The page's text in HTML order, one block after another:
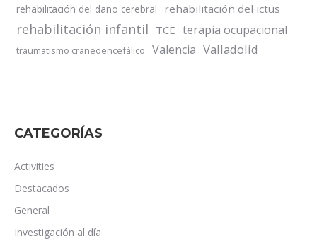
rehabilitación del daño cerebral rehabilitación del ictus
rehabilitación infantil TCE terapia ocupacional
traumatismo craneoencefálico Valencia Valladolid
CATEGORÍAS
Activities
Destacados
General
Investigación al día